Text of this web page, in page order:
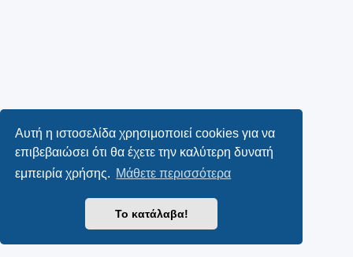
Αυτή η ιστοσελίδα χρησιμοποιεί cookies για να
επιβεβαιώσει ότι θα έχετε την καλύτερη δυνατή
εμπειρία χρήσης. Μάθετε περισσότερα
Το κατάλαβα!